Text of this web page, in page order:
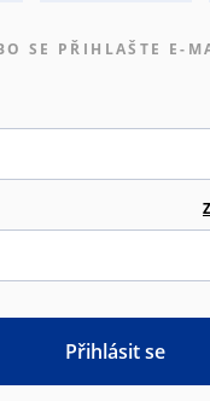
SE PŘIHLAŠTE E-
Přihlásit se